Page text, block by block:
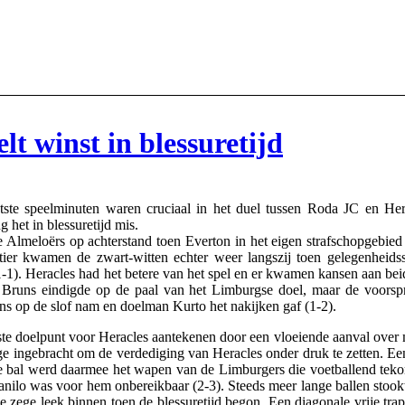
winst in blessuretijd
speelminuten waren cruciaal in het duel tussen Roda JC en
het in blessuretijd mis.
op achterstand toen Everton in het eigen
kwamen de zwart-witten echter weer langszij toen
Heracles had het betere van het spel en er kwamen kansen aan
eindigde op de paal van het Limburgse doel, maar de
op de slof nam en doelman Kurto het nakijken gaf (1-2).
doelpunt voor Heracles aantekenen door een vloeiende aanval
ingebracht om de verdediging van Heracles onder druk te zetten.
werd daarmee het wapen van de Limburgers die voetballend
was voor hem onbereikbaar (2-3). Steeds meer lange ballen